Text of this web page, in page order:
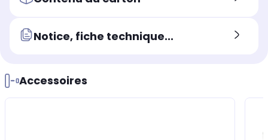
Notice, fiche technique...
Accessoires